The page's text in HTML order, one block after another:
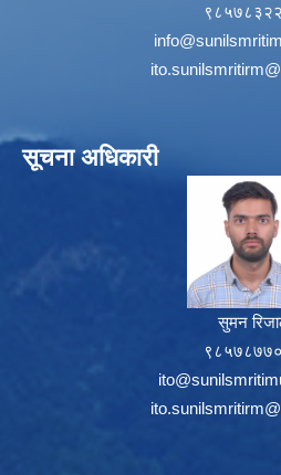
सूचना अधिकारी
सुमन